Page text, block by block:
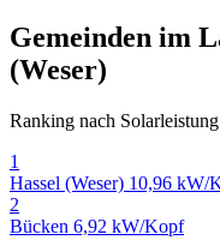
Gemeinden im
(Weser)
Ranking nach
1
Hassel (Weser) 10,96 kW/
2
Bücken 6,92 kW/Kopf